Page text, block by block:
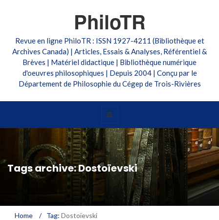
PhiloTR
Revue en ligne PhiloTR : ISSN 1927-4211 (Bibliothèque et
Archives Canada) | Articles, Essais & Analyses, Référentiel &
Brèves | Matériel didactique | Bibliothèque numérique
d'oeuvres philosophiques | Depuis 2004 | Conçu par le
Département de Philosophie du Cégep de Trois-Rivières
Tags archive: Dostoïevski
Home / Tag: Dostoïevski